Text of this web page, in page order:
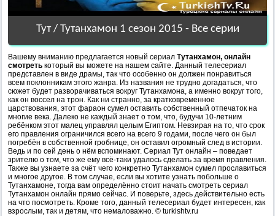
Тут / Тутанхамон 1 сезон 2015 - Все серии
Вашему вниманию предлагается новый сериал Тутанхамон, онлайн
смотреть который вы можете на нашем сайте. Данный телесериал
представлен в виде драмы, так что особенно он должен понравиться
всем поклонникам этого жанра. Из названия не трудно догадаться, что
сюжет будет разворачиваться вокруг Тутанхамона, а именно вокруг того,
как он воссел на трон. Как ни странно, за кратковременное
царствования, этот фараон сумел оставить собственный отпечаток на
многие века. Далеко не каждый знает о том, что, будучи 10-летним
ребёнком этот малец управлял целым Египтом. Невзирая на то, что срок
его правления ограничился всего на всего 9 годами, после чего он был
погребён в собственной гробнице, он оставил огромный след в истории.
Ведь и по сей день о нём вспоминают. Сериал Тут онлайн – поведает
зрителю о том, что же ему всё-таки удалось сделать за время правления.
Также вы узнаете за счёт чего конкретно Тутанхамон сумел прославиться
и многое другое. В том случае, если вы хотите узнать побольше о
Тутанхамоне, тогда вам определённо стоит начать смотреть сериал
Тутанхамон онлайн прямо сейчас. И поверьте, здесь действительно есть
на что посмотреть. Кроме того, данный телесериал будет интересен, как
взрослым, так и детям, что немаловажно. © turkishtv.ru